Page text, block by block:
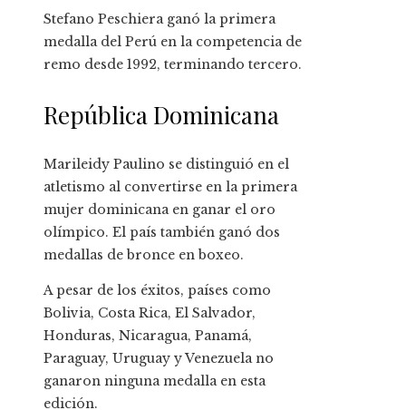
Stefano Peschiera ganó la primera
medalla del Perú en la competencia de
remo desde 1992, terminando tercero.
República Dominicana
Marileidy Paulino se distinguió en el
atletismo al convertirse en la primera
mujer dominicana en ganar el oro
olímpico. El país también ganó dos
medallas de bronce en boxeo.
A pesar de los éxitos, países como
Bolivia, Costa Rica, El Salvador,
Honduras, Nicaragua, Panamá,
Paraguay, Uruguay y Venezuela no
ganaron ninguna medalla en esta
edición.